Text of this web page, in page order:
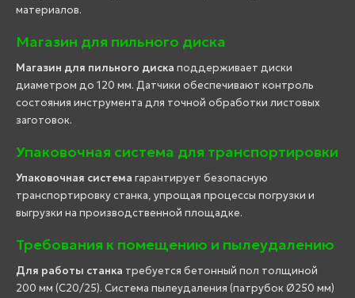
материалов.
Магазин для пильного диска
Магазин для пильного диска поддерживает диски
диаметром до 120 мм. Датчики обеспечивают контроль
состояния инструмента для точной обработки листовых
заготовок.
Упаковочная система для транспортировки
Упаковочная система гарантирует безопасную
транспортировку станка, упрощая процессы погрузки и
выгрузки на производственной площадке.
Требования к помещению и пылеудалению
Для работы станка требуется бетонный пол толщиной
200 мм (C20/25). Система пылеудаления (патрубок Ø250 мм)